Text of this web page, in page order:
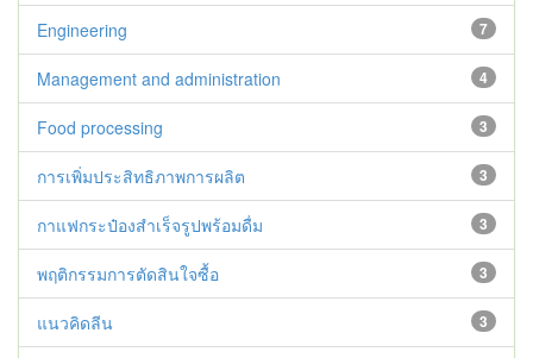
7
Engineering
4
Management and administration
3
Food processing
3
การเพิ่มประสิทธิภาพการผลิต
3
กาแฟกระป๋องสำเร็จรูปพร้อมดื่ม
3
พฤติกรรมการตัดสินใจซื้อ
3
แนวคิดลีน